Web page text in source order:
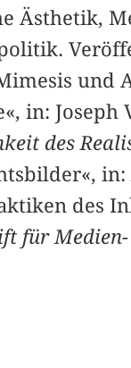
Ästhetik,
und
in:
des
in:
des
für